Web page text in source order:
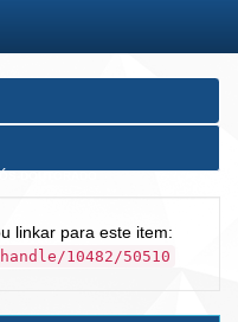
linkar para este item:
10482/50510